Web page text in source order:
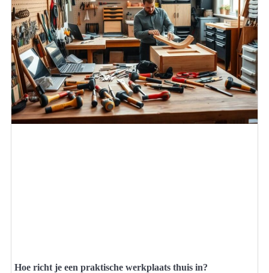
Hoe richt je een praktische werkplaats thuis in?